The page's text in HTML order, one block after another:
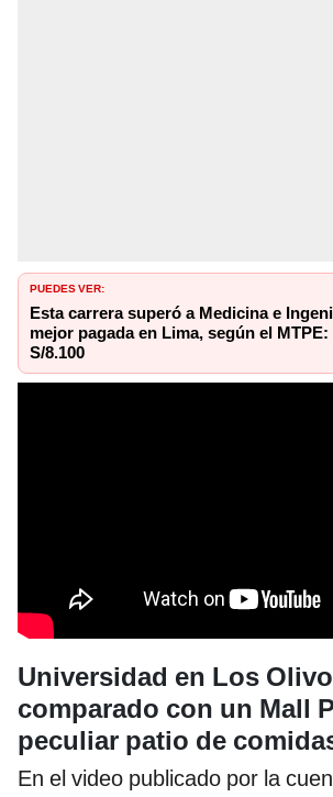
PUEDES VER:
Esta carrera superó a Medicina e
mejor pagada en Lima, según el
S/8.100
Universidad en Los
comparado con un Mall
peculiar patio de
En el video publicado por la